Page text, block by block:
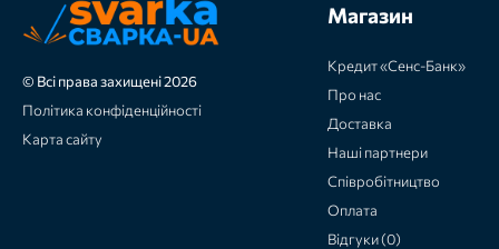
© Всі права захищені 2026
Політика конфіденційності
Карта сайту
Магазин
Кредит «Сенс-Банк»
Про нас
Доставка
Наші партнери
Співробітництво
Оплата
Відгуки (0)